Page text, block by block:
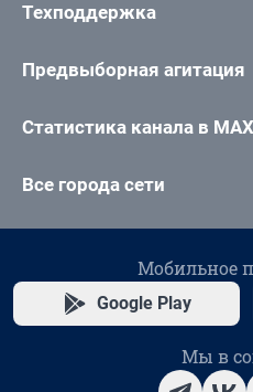
Техподдержка
Предвыборная агитация
Статистика канала в MAX
Все города сети
Мобильное
Google Play
Мы в